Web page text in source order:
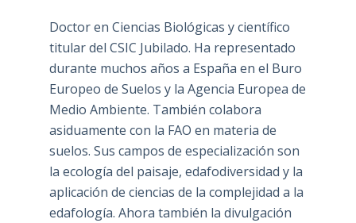
Doctor en Ciencias Biológicas y científico
titular del CSIC Jubilado. Ha representado
durante muchos años a España en el Buro
Europeo de Suelos y la Agencia Europea de
Medio Ambiente. También colabora
asiduamente con la FAO en materia de
suelos. Sus campos de especialización son
la ecología del paisaje, edafodiversidad y la
aplicación de ciencias de la complejidad a la
edafología. Ahora también la divulgación